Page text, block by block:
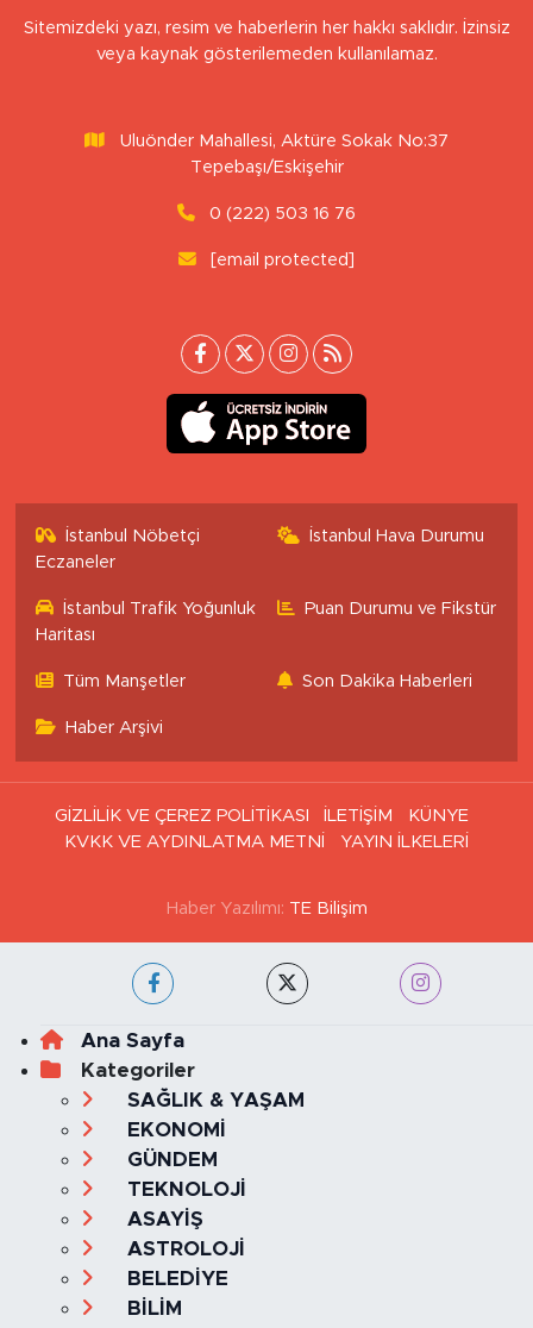
Sitemizdeki yazı, resim ve haberlerin her hakkı saklıdır. İzinsiz
veya kaynak gösterilemeden kullanılamaz.
Uluönder Mahallesi, Aktüre Sokak No:37
Tepebaşı/Eskişehir
0 (222) 503 16 76
[email protected]
İstanbul Nöbetçi
Eczaneler
İstanbul Hava Durumu
İstanbul Trafik Yoğunluk
Haritası
Puan Durumu ve Fikstür
Tüm Manşetler Son Dakika Haberleri
Haber Arşivi
GİZLİLİK VE ÇEREZ POLİTİKASI İLETİŞİM
KÜNYE
KVKK VE AYDINLATMA METNİ
YAYIN İLKELERİ
Haber Yazılımı: TE Bilişim
Ana Sayfa
Kategoriler
SAĞLIK & YAŞAM
EKONOMİ
GÜNDEM
TEKNOLOJİ
ASAYİŞ
ASTROLOJİ
BELEDİYE
BİLİM